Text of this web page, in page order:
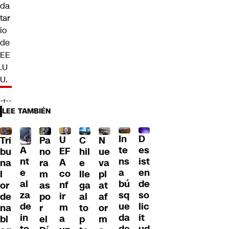
da
tar
io
de
EE
.U
U.
LEE TAMBIÉN
Tri
bu
na
l
or
de
na
bl
A
nt
e
al
za
de
in
Pa
no
ra
m
as
po
r
el
U
EF
A
co
nf
ir
m
a
C
hil
e
lle
ga
al
to
p
N
ue
va
pl
at
af
or
m
In
te
ns
a
bú
sq
ue
da
D
es
ist
en
de
so
lic
it